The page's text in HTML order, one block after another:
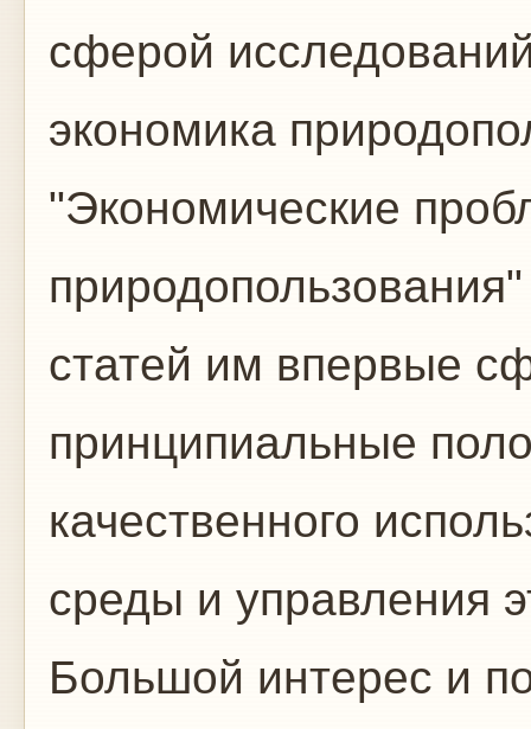
сферой
экономика
"Экономические
статей им впервые
принципиальные
качественного
среды и управления
Большой интерес и